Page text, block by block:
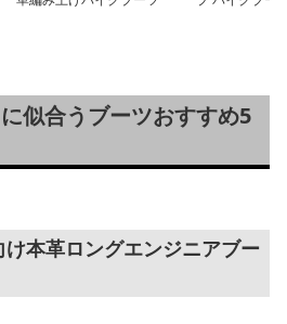
似合うブーツおすすめ5
本革ロングエンジニアブー